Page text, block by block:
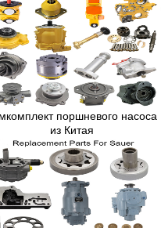
поршневого насоса
из Китая